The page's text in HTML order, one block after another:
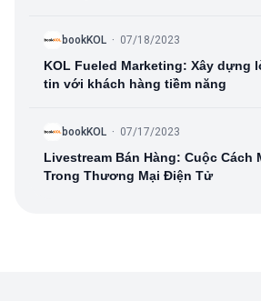
B bookKOL · 07/18/2023
KOL Fueled Marketing: Xây dựng
tin với khách hàng tiềm năng
B bookKOL · 07/17/2023
Livestream Bán Hàng: Cuộc Cách
Trong Thương Mại Điện Tử